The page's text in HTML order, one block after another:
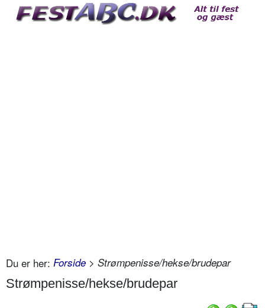
Du er her: Forside > Strømpenisse/hekse/brudepar
Strømpenisse/hekse/brudepar